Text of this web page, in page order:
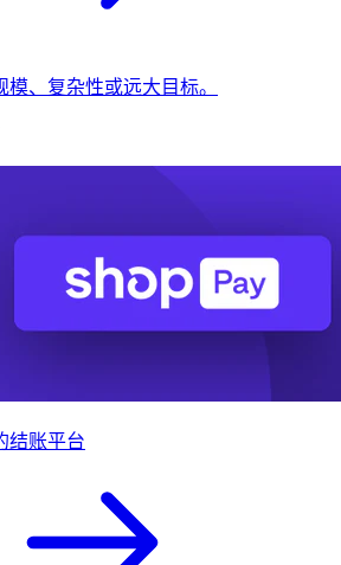
模、复杂性或远大目标。
结账平台